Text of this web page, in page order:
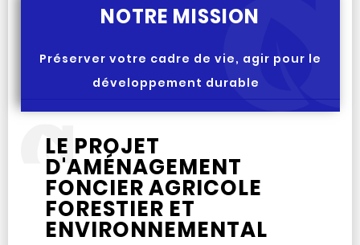
NOTRE MISSION
Préserver votre cadre de vie, agir pour le
développement durable
LE PROJET
D'AMÉNAGEMENT
FONCIER AGRICOLE
FORESTIER ET
ENVIRONNEMENTAL